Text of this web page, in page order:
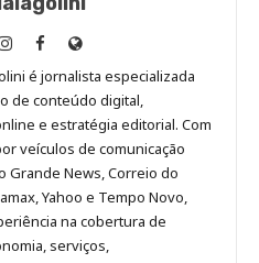
Anny
Malagolini
no
Instagram
Anny
Malagolini
no
Facebook
Site
de
Anny
Malagolini
é jornalista especializada
de conteúdo digital,
e estratégia editorial. Com
veículos de comunicação
Grande News, Correio do
Yahoo e Tempo Novo,
na cobertura de
serviços,